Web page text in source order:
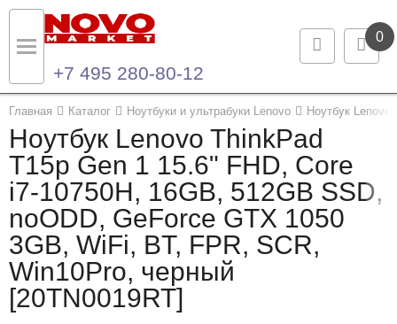
0
+7 495 280-80-12
Главная Каталог Ноутбуки и ультрабуки Lenovo Ноутбук
Ноутбук Lenovo ThinkPad
T15p Gen 1 15.6" FHD, Core
i7-10750H, 16GB, 512GB SSD,
noODD, GeForce GTX 1050
3GB, WiFi, BT, FPR, SCR,
Win10Pro, черный
[20TN0019RT]
Назад
Каталог продукции
Ноутбуки и ультрабуки
Компьютеры
Моноблоки
Серверы и СХД
Назад
Контакты
Контактная информация